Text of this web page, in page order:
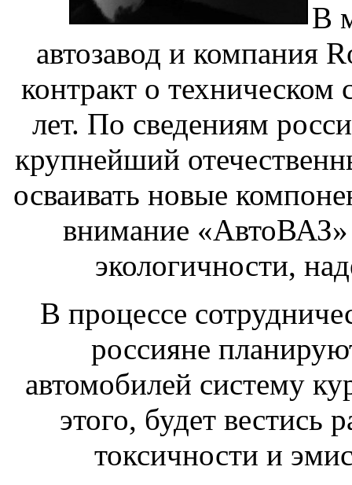
В
автозавод и компания
контракт о техническом
лет. По сведениям
крупнейший
осваивать новые
внимание «АвтоВАЗ»
экологичности,
В процессе
россияне
автомобилей систему
этого, будет вестись
токсичности и